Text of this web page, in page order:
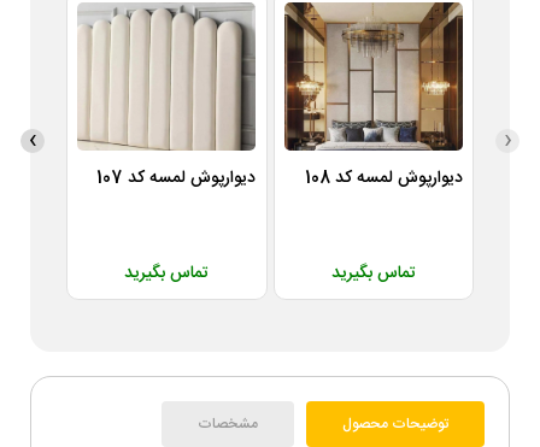
دیوارپوش لمسه کد 108
تماس بگیرید
دیوارپوش لمسه کد 107
تماس بگیرید
‹
›
توضیحات محصول مشخصات